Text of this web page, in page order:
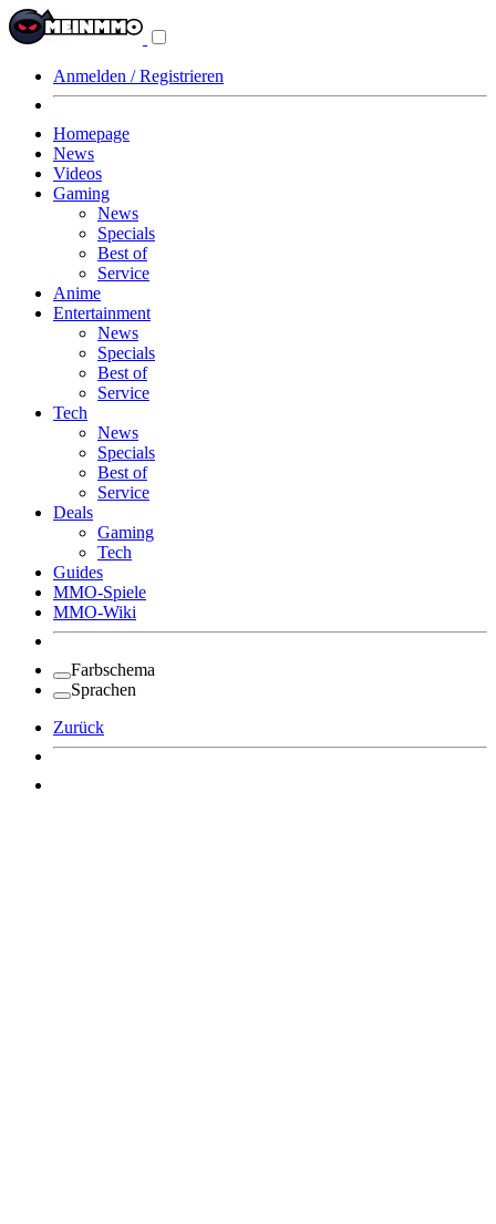
Anmelden / Registrieren
Homepage
News
Videos
Gaming
News
Specials
Best of
Service
Anime
Entertainment
News
Specials
Best of
Service
Tech
News
Specials
Best of
Service
Deals
Gaming
Tech
Guides
MMO-Spiele
MMO-Wiki
Farbschema
Sprachen
Zurück